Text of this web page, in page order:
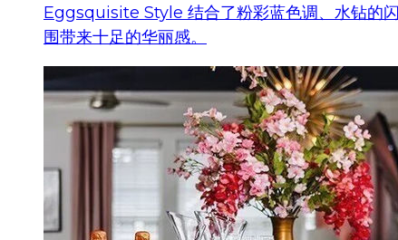
Eggsquisite Style 结合了粉彩蓝色调、水钻的
围带来十足的华丽感。